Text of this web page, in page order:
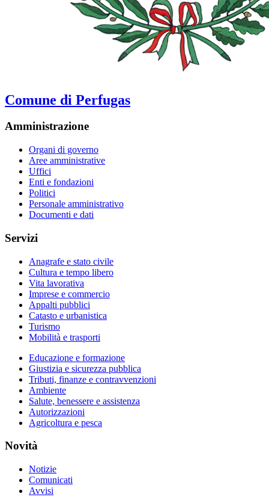
Comune di Perfugas
Amministrazione
Organi di governo
Aree amministrative
Uffici
Enti e fondazioni
Politici
Personale amministrativo
Documenti e dati
Servizi
Anagrafe e stato civile
Cultura e tempo libero
Vita lavorativa
Imprese e commercio
Appalti pubblici
Catasto e urbanistica
Turismo
Mobilità e trasporti
Educazione e formazione
Giustizia e sicurezza pubblica
Tributi, finanze e contravvenzioni
Ambiente
Salute, benessere e assistenza
Autorizzazioni
Agricoltura e pesca
Novità
Notizie
Comunicati
Avvisi